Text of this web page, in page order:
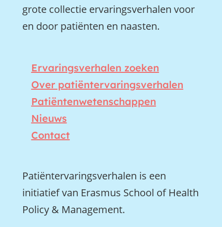
grote collectie ervaringsverhalen voor
en door patiënten en naasten.
Ervaringsverhalen zoeken
Over patiëntervaringsverhalen
Patiëntenwetenschappen
Nieuws
Contact
Patiëntervaringsverhalen is een
initiatief van Erasmus School of Health
Policy & Management.